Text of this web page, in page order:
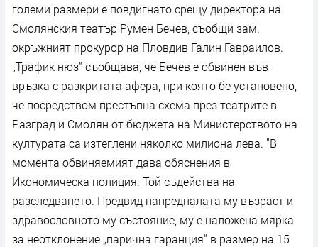
големи размери е повдигнато срещу директора на
Смолянския театър Румен Бечев, съобщи зам.
окръжният прокурор на Пловдив Галин Гавраилов.
„Трафик нюз“ съобщава, че Бечев е обвинен във
връзка с разкритата афера, при която бе установено,
че посредством престъпна схема през театрите в
Разград и Смолян от бюджета на Министерството на
културата са изтеглени няколко милиона лева. "В
момента обвиняемият дава обяснения в
Икономическа полиция. Той съдейства на
разследването. Предвид напредналата му възраст и
здравословното му състояние, му е наложена мярка
за неотклонение „парична гаранция“ в размер на 15